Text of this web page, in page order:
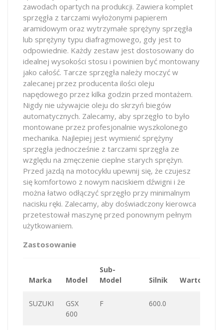
zawodach opartych na produkcji. Zawiera komplet
sprzęgła z tarczami wyłożonymi papierem
aramidowym oraz wytrzymałe sprężyny sprzęgła
lub sprężyny typu diafragmowego, gdy jest to
odpowiednie. Każdy zestaw jest dostosowany do
idealnej wysokości stosu i powinien być montowany
jako całość. Tarcze sprzęgła należy moczyć w
zalecanej przez producenta ilości oleju
napędowego przez kilka godzin przed montażem.
Nigdy nie używajcie oleju do skrzyń biegów
automatycznych. Zalecamy, aby sprzęgło to było
montowane przez profesjonalnie wyszkolonego
mechanika. Najlepiej jest wymienić sprężyny
sprzęgła jednocześnie z tarczami sprzęgła ze
względu na zmęczenie cieplne starych sprężyn.
Przed jazdą na motocyklu upewnij się, że czujesz
się komfortowo z nowym naciskiem dźwigni i że
można łatwo odłączyć sprzęgło przy minimalnym
nacisku ręki. Zalecamy, aby doświadczony kierowca
przetestował maszynę przed ponownym pełnym
użytkowaniem.
Zastosowanie
Marka Model
Sub-
Model
Silnik Wartość
SUZUKI
GSX
600
F 600.0